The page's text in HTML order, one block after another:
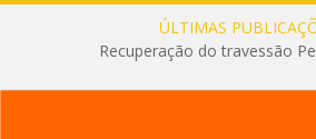
ÚLTIMAS
Recuperação do travessão